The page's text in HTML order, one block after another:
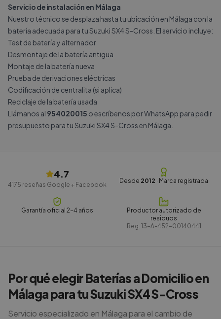
Servicio de instalación en Málaga
Nuestro técnico se desplaza hasta tu ubicación en Málaga con la
batería adecuada para tu Suzuki SX4 S-Cross. El servicio incluye:
Test de batería y alternador
Desmontaje de la batería antigua
Montaje de la batería nueva
Prueba de derivaciones eléctricas
Codificación de centralita (si aplica)
Reciclaje de la batería usada
Llámanos al 954020015 o escríbenos porWhatsApp para pedir
presupuesto para tu Suzuki SX4 S-Cross en Málaga.
4.7
4175 reseñas Google + Facebook
Desde 2012 · Marca registrada
Garantía oficial 2-4 años
Productor autorizado de
residuos
Reg. 13-A-452-00140441
Por qué elegir Baterías a Domicilio en
Málaga para tu Suzuki SX4 S-Cross
Servicio especializado en Málaga para el cambio de